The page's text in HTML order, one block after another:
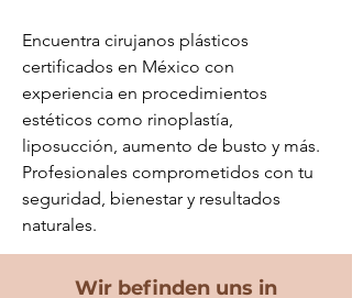
Encuentra cirujanos plásticos
certificados en México con
experiencia en procedimientos
estéticos como rinoplastía,
liposucción, aumento de busto y más.
Profesionales comprometidos con tu
seguridad, bienestar y resultados
naturales.
Wir befinden uns in